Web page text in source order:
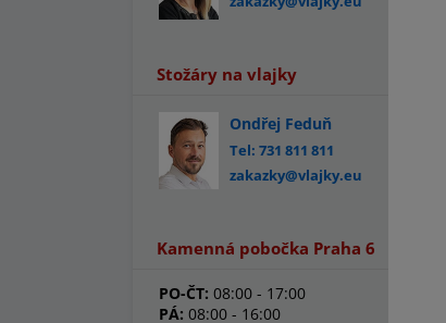
Stožáry na vlajky
Ondřej Feduň
Tel: 731 811 811
zakazky@vlajky.eu
Kamenná pobočka Praha 6
PO-ČT: 08:00 - 17:00
PÁ: 08:00 - 16:00